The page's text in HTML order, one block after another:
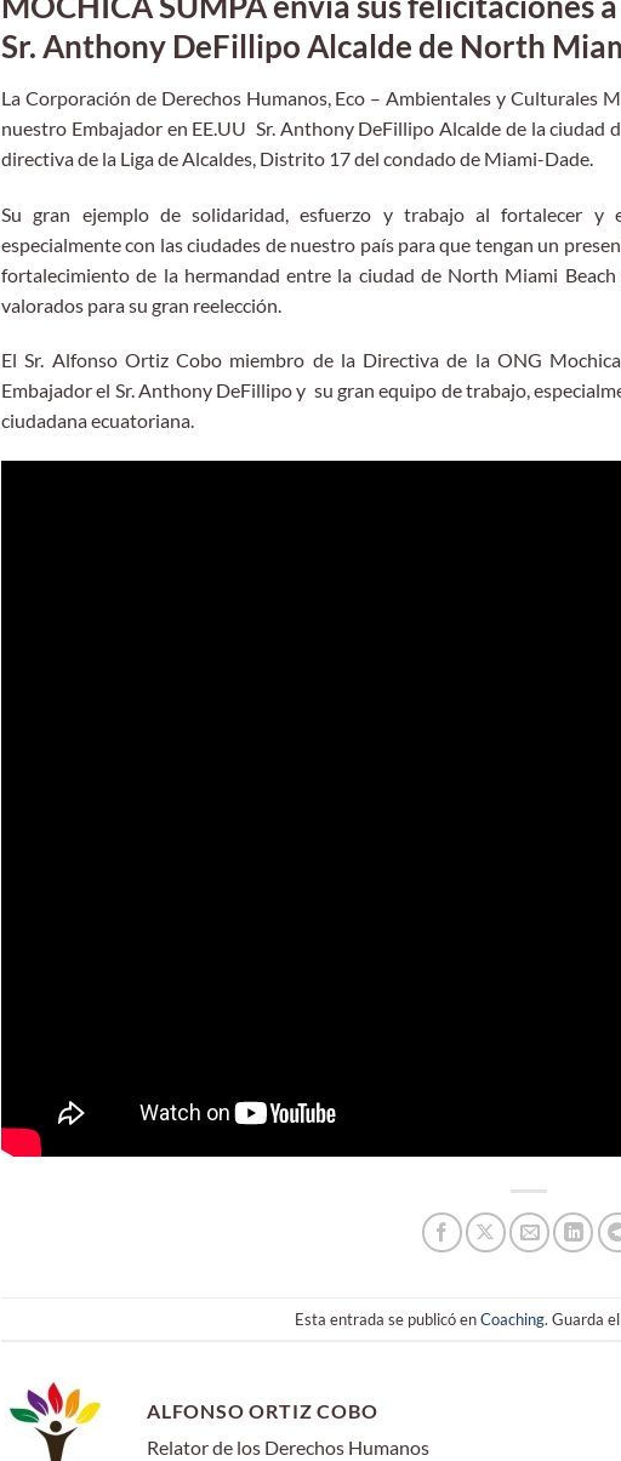
Sr. Anthony DeFillipo Alcalde de North
La Corporación de Derechos Humanos, Eco – Ambientales y Culturales
nuestro Embajador en EE.UU Sr. Anthony DeFillipo Alcalde de la
directiva de la Liga de Alcaldes, Distrito 17 del condado de Miami-Dade.
Su gran ejemplo de solidaridad, esfuerzo y trabajo al fortalecer y
especialmente con las ciudades de nuestro país para que tengan un
fortalecimiento de la hermandad entre la ciudad de North Miami
valorados para su gran reelección.
El Sr. Alfonso Ortiz Cobo miembro de la Directiva de la ONG
Embajador el Sr. Anthony DeFillipo y su gran equipo de trabajo,
ciudadana ecuatoriana.
Esta entrada se publicó enCoaching. Guarda el
ALFONSO ORTIZ COBO
Relator de los Derechos Humanos